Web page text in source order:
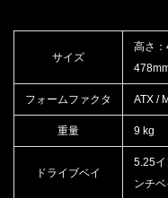
サイズ
高さ
フォームファクタ ATX /
重量 9 kg
ドライブベイ
5.25
ンチ